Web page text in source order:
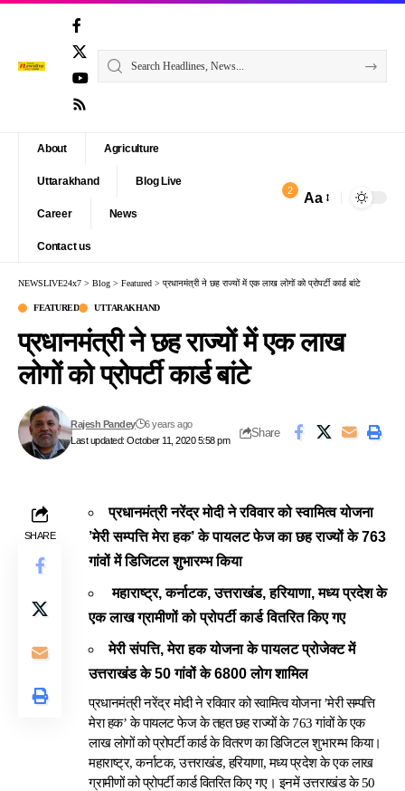
About Agriculture
Uttarakhand Blog Live
Career News
Contact us
2 Aa
NEWSLIVE24x7 > Blog > Featured > प्रधानमंत्री ने छह राज्यों में एक लाख लोगों को प्रोपर्टी कार्ड बांटे
FEATURED UTTARAKHAND
प्रधानमंत्री ने छह राज्यों में एक लाख
लोगों को प्रोपर्टी कार्ड बांटे
Last updated: October 11, 2020 5:58 pm
Rajesh Pandey 6 years ago
Share
SHARE
प्रधानमंत्री नरेंद्र मोदी ने रविवार को स्वामित्व योजना
’मेरी सम्पत्ति मेरा हक’ के पायलट फेज का छह राज्यों के 763
गांवों में डिजिटल शुभारम्भ किया
महाराष्ट्र, कर्नाटक, उत्तराखंड, हरियाणा, मध्य प्रदेश के
एक लाख ग्रामीणों को प्रोपर्टी कार्ड वितरित किए गए
मेरी संपत्ति, मेरा हक योजना के पायलट प्रोजेक्ट में
उत्तराखंड के 50 गांवों के 6800 लोग शामिल
प्रधानमंत्री नरेंद्र मोदी ने रविवार को स्वामित्व योजना ’मेरी सम्पत्ति
मेरा हक’ के पायलट फेज के तहत छह राज्यों के 763 गांवों के एक
लाख लोगों को प्रोपर्टी कार्ड के वितरण का डिजिटल शुभारम्भ किया।
महाराष्ट्र, कर्नाटक, उत्तराखंड, हरियाणा, मध्य प्रदेश के एक लाख
ग्रामीणों को प्रोपर्टी कार्ड वितरित किए गए। इनमें उत्तराखंड के 50